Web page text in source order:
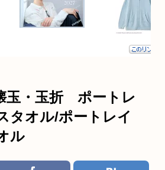
玉・玉折 ポートレ
タオル/ポートレイ
ル